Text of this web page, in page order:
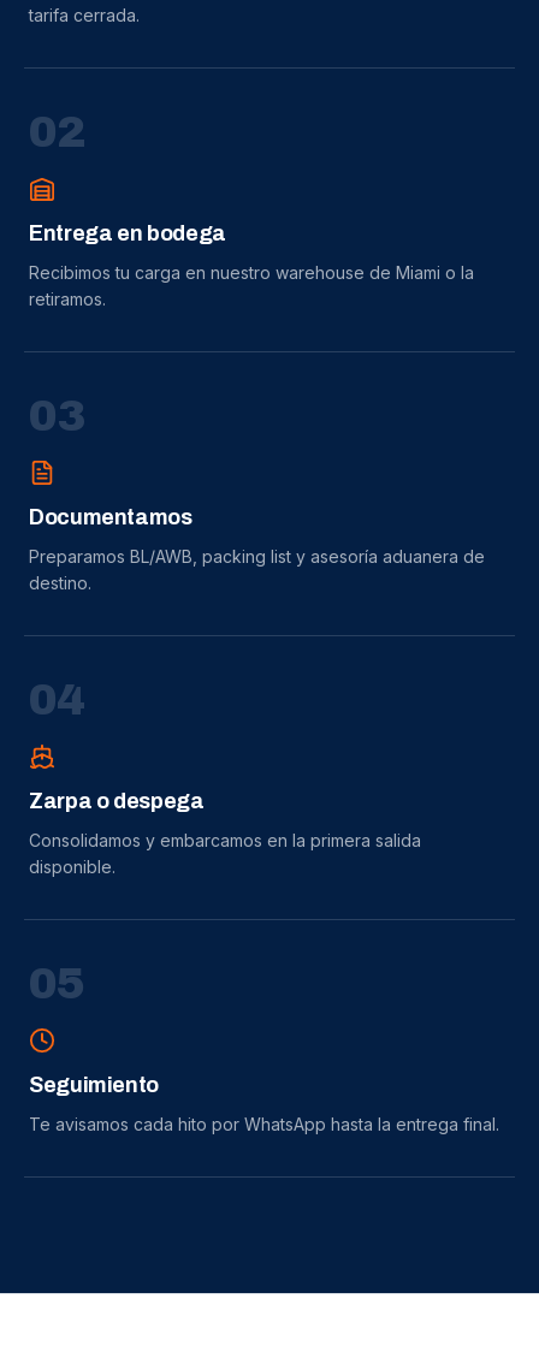
tarifa cerrada.
02
Entrega en bodega
Recibimos tu carga en nuestro warehouse de Miami o la
retiramos.
03
Documentamos
Preparamos BL/AWB, packing list y asesoría aduanera de
destino.
04
Zarpa o despega
Consolidamos y embarcamos en la primera salida
disponible.
05
Seguimiento
Te avisamos cada hito por WhatsApp hasta la entrega final.